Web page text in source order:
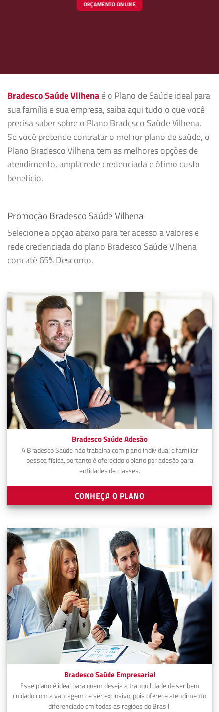
ORÇAMENTO ONLINE
Bradesco Saúde Vilhenaé o Plano de Saúde ideal para
sua família e sua empresa, saiba aqui tudo o que você
precisa saber sobre o Plano Bradesco Saúde Vilhena.
Se você pretende contratar o melhor plano de saúde, o
Plano Bradesco Vilhena tem as melhores opções de
atendimento, ampla rede credenciada e ótimo custo
beneficio.
Promoção Bradesco Saúde Vilhena
Selecione a opção abaixo para ter acesso a valores e
rede credenciada do plano Bradesco Saúde Vilhena
com até 65% Desconto.
Bradesco Saúde Adesão
A Bradesco Saúde não trabalha com plano individual e familiar
pessoa física, portanto é oferecido o plano por adesão para
entidades de classes.
CONHEÇA O PLANO
Bradesco Saúde Empresarial
Esse plano é ideal para quem deseja a tranquilidade de ser bem
cuidado com a vantagem de ser exclusivo, pois oferece atendimento
diferenciado em todas as regiões do Brasil.